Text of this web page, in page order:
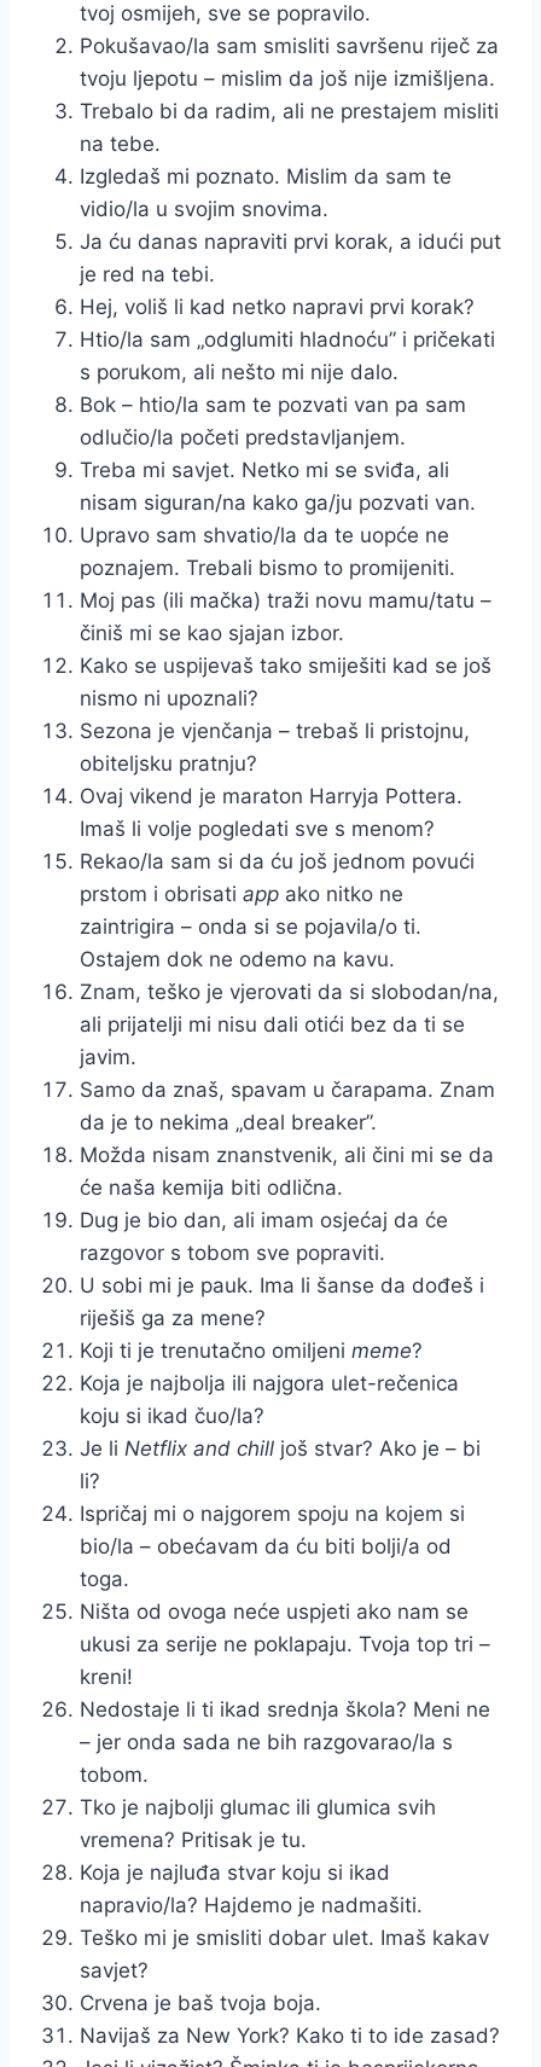
tvoj osmijeh, sve se popravilo.
Pokušavao/la sam smisliti savršenu riječ za
tvoju ljepotu – mislim da još nije izmišljena.
Trebalo bi da radim, ali ne prestajem misliti
na tebe.
Izgledaš mi poznato. Mislim da sam te
vidio/la u svojim snovima.
Ja ću danas napraviti prvi korak, a idući put
je red na tebi.
Hej, voliš li kad netko napravi prvi korak?
Htio/la sam „odglumiti hladnoću” i pričekati
s porukom, ali nešto mi nije dalo.
Bok – htio/la sam te pozvati van pa sam
odlučio/la početi predstavljanjem.
Treba mi savjet. Netko mi se sviđa, ali
nisam siguran/na kako ga/ju pozvati van.
Upravo sam shvatio/la da te uopće ne
poznajem. Trebali bismo to promijeniti.
Moj pas (ili mačka) traži novu mamu/tatu –
činiš mi se kao sjajan izbor.
Kako se uspijevaš tako smiješiti kad se još
nismo ni upoznali?
Sezona je vjenčanja – trebaš li pristojnu,
obiteljsku pratnju?
Ovaj vikend je maraton Harryja Pottera.
Imaš li volje pogledati sve s menom?
Rekao/la sam si da ću još jednom povući
prstom i obrisati app ako nitko ne
zaintrigira – onda si se pojavila/o ti.
Ostajem dok ne odemo na kavu.
Znam, teško je vjerovati da si slobodan/na,
ali prijatelji mi nisu dali otići bez da ti se
javim.
Samo da znaš, spavam u čarapama. Znam
da je to nekima „deal breaker”.
Možda nisam znanstvenik, ali čini mi se da
će naša kemija biti odlična.
Dug je bio dan, ali imam osjećaj da će
razgovor s tobom sve popraviti.
U sobi mi je pauk. Ima li šanse da dođeš i
riješiš ga za mene?
Koji ti je trenutačno omiljeni meme?
Koja je najbolja ili najgora ulet-rečenica
koju si ikad čuo/la?
Je li Netflix and chill još stvar? Ako je – bi
li?
Ispričaj mi o najgorem spoju na kojem si
bio/la – obećavam da ću biti bolji/a od
toga.
Ništa od ovoga neće uspjeti ako nam se
ukusi za serije ne poklapaju. Tvoja top tri –
kreni!
Nedostaje li ti ikad srednja škola? Meni ne
– jer onda sada ne bih razgovarao/la s
tobom.
Tko je najbolji glumac ili glumica svih
vremena? Pritisak je tu.
Koja je najluđa stvar koju si ikad
napravio/la? Hajdemo je nadmašiti.
Teško mi je smisliti dobar ulet. Imaš kakav
savjet?
Crvena je baš tvoja boja.
Navijaš za New York? Kako ti to ide zasad?